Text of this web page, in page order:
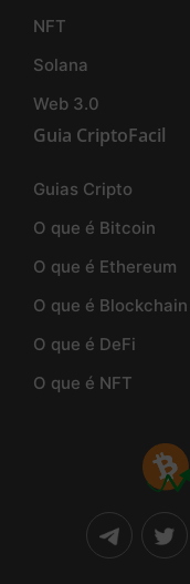
NFT
Solana
Web 3.0
Guia CriptoFacil
Guias Cripto
O que é Bitcoin
O que é Ethereum
O que é Blockchain
O que é DeFi
O que é NFT